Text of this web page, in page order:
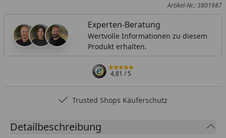
Artikel-Nr.: 3801987
Experten-Beratung
Wertvolle Informationen zu diesem
Produkt erhalten.
4,81/ 5
Trusted Shops Käuferschutz
Detailbeschreibung